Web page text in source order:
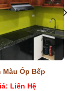
Màu Ốp Bếp
Liên Hệ